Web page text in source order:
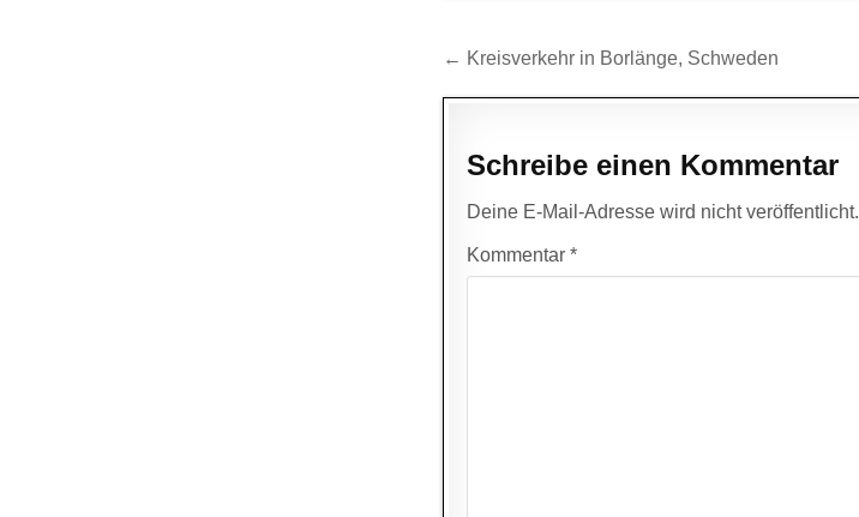
Beitragsnavigation
← Kreisverkehr in Borlänge, Schweden
Schreibe einen Kommentar
Deine E-Mail-Adresse wird nicht veröffentlicht.
Kommentar*